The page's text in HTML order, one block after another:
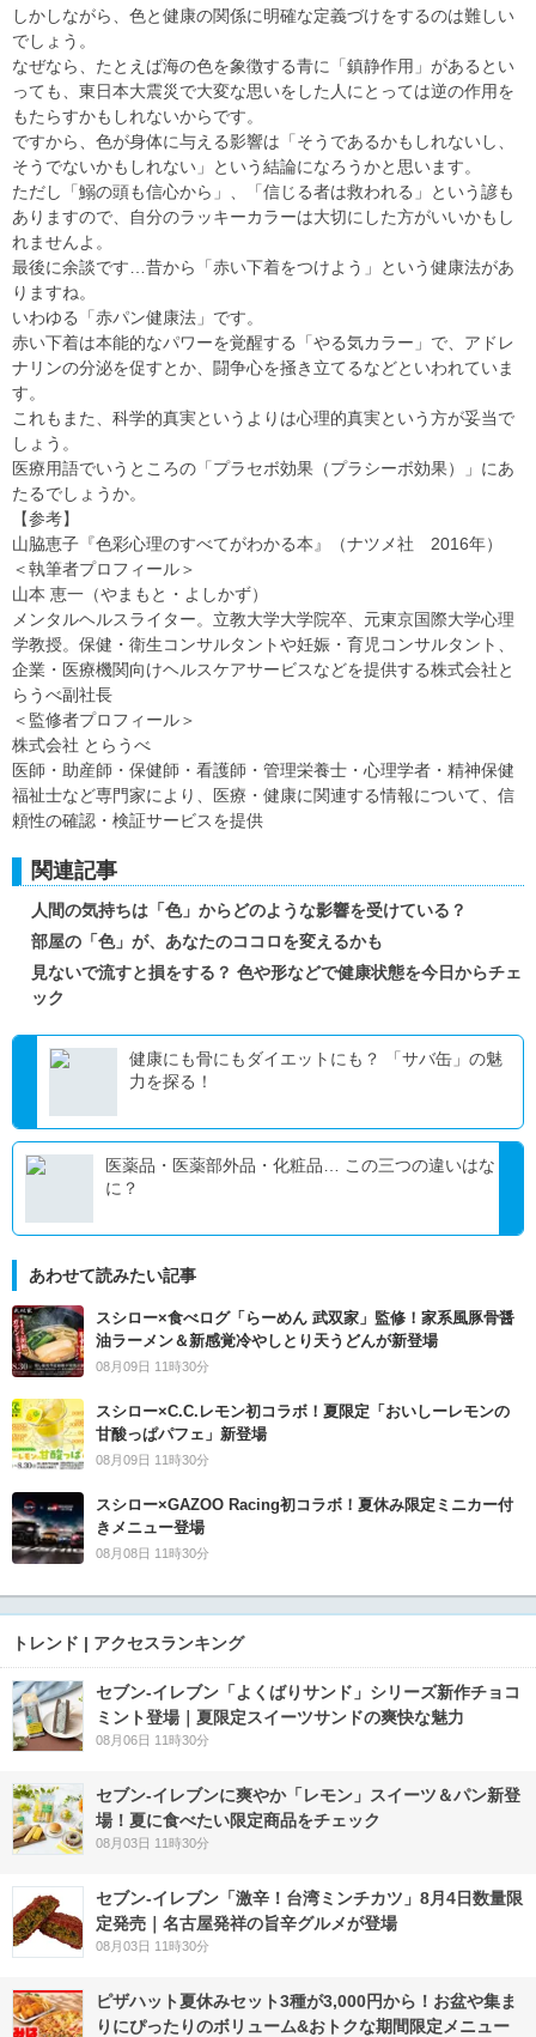
しかしながら、色と健康の関係に明確な定義づけをするのは難しい
でしょう。
なぜなら、たとえば海の色を象徴する青に「鎮静作用」があるとい
っても、東日本大震災で大変な思いをした人にとっては逆の作用を
もたらすかもしれないからです。
ですから、色が身体に与える影響は「そうであるかもしれないし、
そうでないかもしれない」という結論になろうかと思います。
ただし「鰯の頭も信心から」、「信じる者は救われる」という諺も
ありますので、自分のラッキーカラーは大切にした方がいいかもし
れませんよ。
最後に余談です…昔から「赤い下着をつけよう」という健康法があ
りますね。
いわゆる「赤パン健康法」です。
赤い下着は本能的なパワーを覚醒する「やる気カラー」で、アドレ
ナリンの分泌を促すとか、闘争心を掻き立てるなどといわれていま
す。
これもまた、科学的真実というよりは心理的真実という方が妥当で
しょう。
医療用語でいうところの「プラセボ効果（プラシーボ効果）」にあ
たるでしょうか。
【参考】
山脇恵子『色彩心理のすべてがわかる本』（ナツメ社 2016年）
＜執筆者プロフィール＞
山本 恵一（やまもと・よしかず）
メンタルヘルスライター。立教大学大学院卒、元東京国際大学心理
学教授。保健・衛生コンサルタントや妊娠・育児コンサルタント、
企業・医療機関向けヘルスケアサービスなどを提供する株式会社と
らうべ副社長
＜監修者プロフィール＞
株式会社 とらうべ
医師・助産師・保健師・看護師・管理栄養士・心理学者・精神保健
福祉士など専門家により、医療・健康に関連する情報について、信
頼性の確認・検証サービスを提供
関連記事
人間の気持ちは「色」からどのような影響を受けている？
部屋の「色」が、あなたのココロを変えるかも
見ないで流すと損をする？ 色や形などで健康状態を今日からチェ
ック
健康にも骨にもダイエットにも？ 「サバ缶」の魅
力を探る！
医薬品・医薬部外品・化粧品… この三つの違いはな
に？
あわせて読みたい記事
スシロー×食べログ「らーめん 武双家」監修！家系風豚骨醤
油ラーメン＆新感覚冷やしとり天うどんが新登場
08月09日 11時30分
スシロー×C.C.レモン初コラボ！夏限定「おいしーレモンの
甘酸っぱパフェ」新登場
08月09日 11時30分
スシロー×GAZOO Racing初コラボ！夏休み限定ミニカー付
きメニュー登場
08月08日 11時30分
トレンド | アクセスランキング
セブン‐イレブン「よくばりサンド」シリーズ新作チョコ
ミント登場｜夏限定スイーツサンドの爽快な魅力
08月06日 11時30分
セブン‐イレブンに爽やか「レモン」スイーツ＆パン新登
場！夏に食べたい限定商品をチェック
08月03日 11時30分
セブン-イレブン「激辛！台湾ミンチカツ」8月4日数量限
定発売｜名古屋発祥の旨辛グルメが登場
08月03日 11時30分
ピザハット夏休みセット3種が3,000円から！お盆や集ま
りにぴったりのボリューム&おトクな期間限定メニュー